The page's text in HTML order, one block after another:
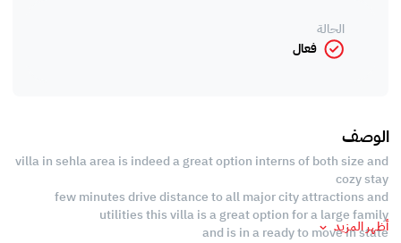
الحالة
فعال
الوصف
villa in sehla area is indeed a great option interns of both size and
cozy stay
few minutes drive distance to all major city attractions and
utilities this villa is a great option for a large family
and is in a ready to move in state
أظهر المزيد